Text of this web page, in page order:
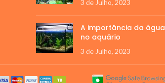
3 de Julho, 2023
A importância da água
no aquário
3 de Julho, 2023